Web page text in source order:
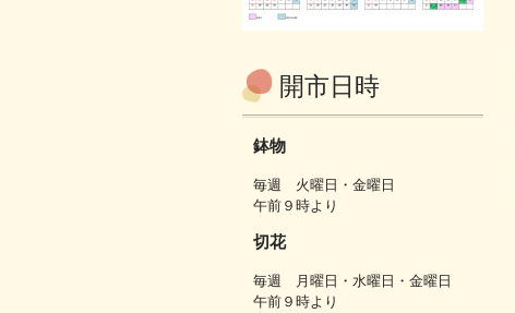
開市日時
鉢物
毎週 火曜日・金曜日
午前９時より
切花
毎週 月曜日・水曜日・金曜日
午前９時より